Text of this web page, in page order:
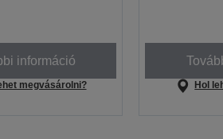
információ
megvásárolni? Hol